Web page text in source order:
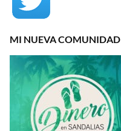
MI NUEVA COMUNIDAD